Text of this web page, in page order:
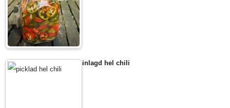
inlagd hel chili